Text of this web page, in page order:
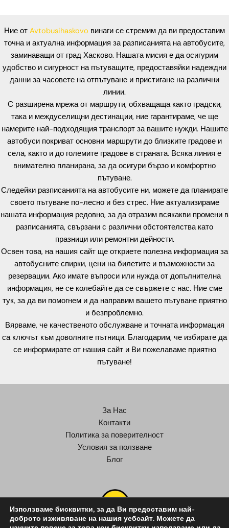
Ние от Avtobusihaskovo винаги се стремим да ви предоставим
точна и актуална информация за разписанията на автобусите,
заминаващи от град Хасково. Нашата мисия е да осигурим
удобство и сигурност на пътуващите, предоставяйки надеждни
данни за часовете на отпътуване и пристигане на различни
линии.
С разширена мрежа от маршрути, обхващаща както градски,
така и междуселищни дестинации, ние гарантираме, че ще
намерите най-подходящия транспорт за вашите нужди. Нашите
автобуси покриват основни маршрути до близките градове и
села, както и до големите градове в страната. Всяка линия е
внимателно планирана, за да осигури бързо и комфортно
пътуване.
Следейки разписанията на автобусите ни, можете да планирате
своето пътуване по-лесно и без стрес. Ние актуализираме
нашата информация редовно, за да отразим всякакви промени в
разписанията, свързани с различни обстоятелства като
празници или ремонтни дейности.
Освен това, на нашия сайт ще откриете полезна информация за
автобусните спирки, цени на билетите и възможности за
резервации. Ако имате въпроси или нужда от допълнителна
информация, не се колебайте да се свържете с нас. Ние сме
тук, за да ви помогнем и да направим вашето пътуване приятно
и безпроблемно.
Вярваме, че качественото обслужване и точната информация
са ключът към доволните пътници. Благодарим, че избирате да
се информирате от нашия сайт и Ви пожелаваме приятно
пътуване!
За Нас
Контакти
Политика за поверителност
Условия за ползване
Блог
Използваме бисквитки, за да Ви предоставим най-
доброто изживяване на нашия уебсайт. Можете да